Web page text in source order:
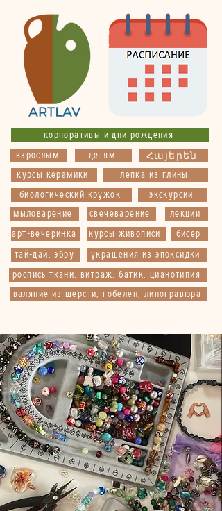
корпоративы и дни рождения
детям
взрослым Հայերեն
украшения из эпоксидки
мыловарение свечеварение
арт-вечеринка бисер
тай-дай, эбру
экскурсии
лепка из глины
роспись ткани, витраж, батик, цианотипия
курсы живописи
лекции
биологический кружок
курсы керамики
валяние из шерсти, гобелен, линогравюра